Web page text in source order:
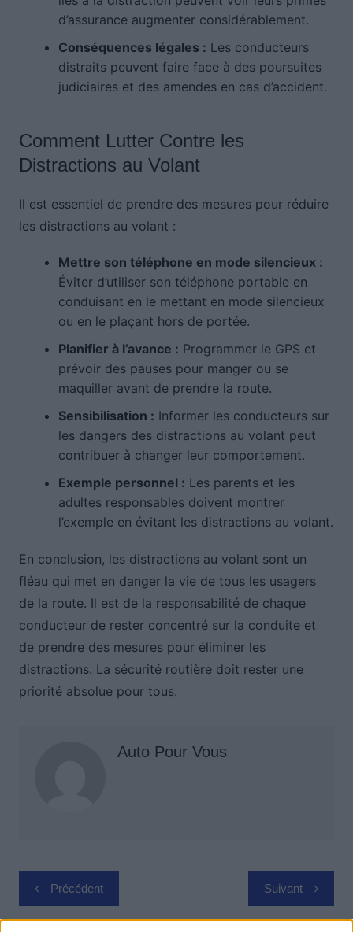
d’assurance augmenter considérablement.
Conséquences légales : Les conducteurs
distraits peuvent faire face à des poursuites
judiciaires et des amendes en cas d’accident.
Comment Lutter Contre les
Distractions au Volant
Il est essentiel de prendre des mesures pour réduire
les distractions au volant :
Mettre son téléphone en mode silencieux :
Éviter d’utiliser son téléphone portable en
conduisant en le mettant en mode silencieux
ou en le plaçant hors de portée.
Planifier à l’avance : Programmer le GPS et
prévoir des pauses pour manger ou se
maquiller avant de prendre la route.
Sensibilisation : Informer les conducteurs sur
les dangers des distractions au volant peut
contribuer à changer leur comportement.
Exemple personnel : Les parents et les
adultes responsables doivent montrer
l’exemple en évitant les distractions au volant.
En conclusion, les distractions au volant sont un
fléau qui met en danger la vie de tous les usagers
de la route. Il est de la responsabilité de chaque
conducteur de rester concentré sur la conduite et
de prendre des mesures pour éliminer les
distractions. La sécurité routière doit rester une
priorité absolue pour tous.
Auto Pour Vous
Navigation
de
Précédent Suivant